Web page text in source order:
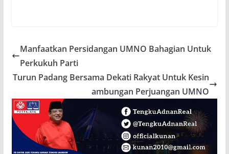
Manfaatkan Persidangan UMNO Bahagian Untuk
Perkukuh Parti
Turun Padang Bersama Dekati Rakyat Untuk Kesin
ambungan Perjuangan UMNO